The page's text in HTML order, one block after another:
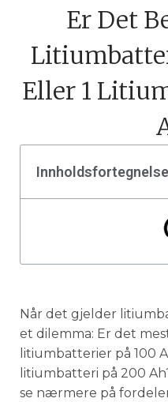
Er Det
Eller 1
Innholdsfortegnelse
Når det gjelder
et dilemma: Er det
litiumbatterier på 100
litiumbatteri på 200
se nærmere på